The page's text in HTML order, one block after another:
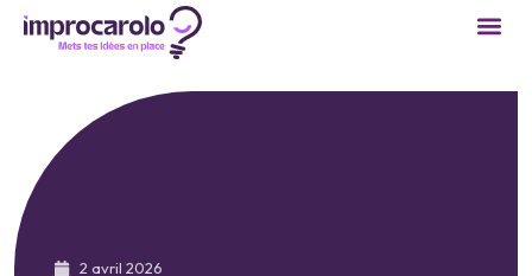
2 avril 2026